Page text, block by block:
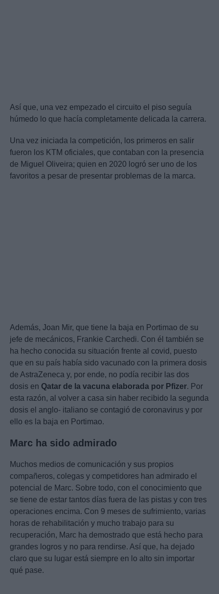
Así que, una vez empezado el circuito el piso seguía
húmedo lo que hacía completamente delicada la carrera.
Una vez iniciada la competición, los primeros en salir
fueron los KTM oficiales, que contaban con la presencia
de Miguel Oliveira; quien en 2020 logró ser uno de los
favoritos a pesar de presentar problemas de la marca.
Además, Joan Mir, que tiene la baja en Portimao de su
jefe de mecánicos, Frankie Carchedi. Con él también se
ha hecho conocida su situación frente al covid, puesto
que en su país había sido vacunado con la primera dosis
de AstraZeneca y, por ende, no podía recibir las dos
dosis en Qatar de la vacuna elaborada por Pfizer. Por
esta razón, al volver a casa sin haber recibido la segunda
dosis el anglo- italiano se contagió de coronavirus y por
ello es la baja en Portimao.
Marc ha sido admirado
Muchos medios de comunicación y sus propios
compañeros, colegas y competidores han admirado el
potencial de Marc. Sobre todo, con el conocimiento que
se tiene de estar tantos días fuera de las pistas y con tres
operaciones encima. Con 9 meses de sufrimiento, varias
horas de rehabilitación y mucho trabajo para su
recuperación, Marc ha demostrado que está hecho para
grandes logros y no para rendirse. Así que, ha dejado
claro que su lugar está siempre en lo alto sin importar
qué pase.